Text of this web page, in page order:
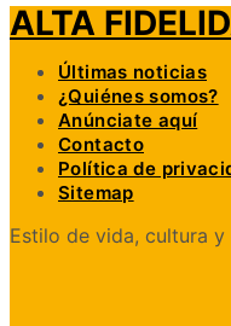
ALTA
Últimas noticias
¿Quiénes somos?
Anúnciate aquí
Contacto
Política de
Sitemap
Estilo de vida, cultura